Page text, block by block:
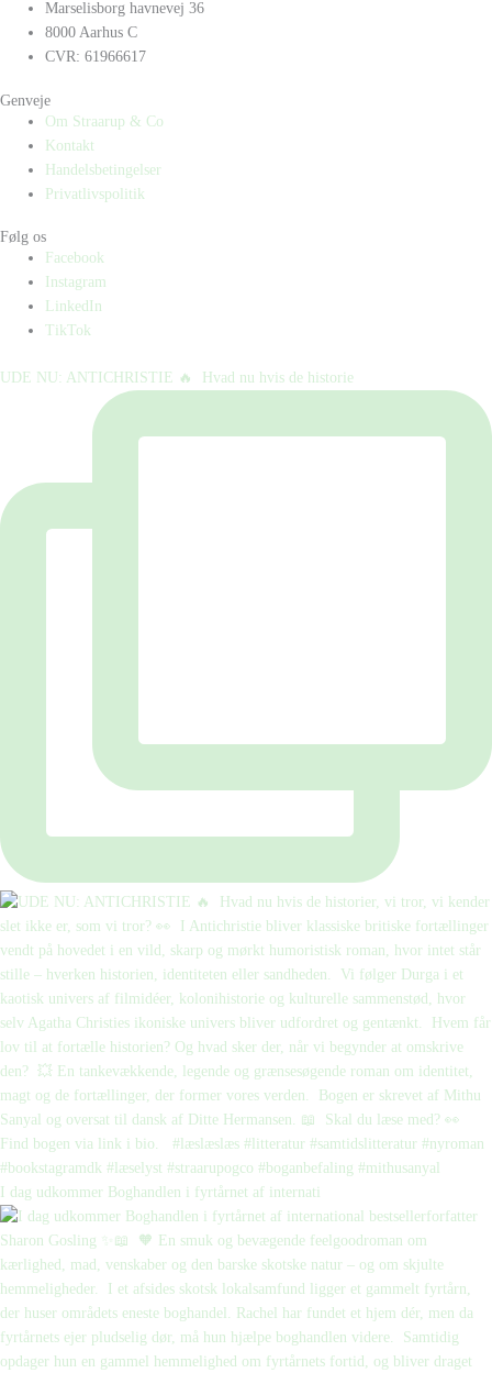
Marselisborg havnevej 36
8000 Aarhus C
CVR: 61966617
Genveje
Om Straarup & Co
Kontakt
Handelsbetingelser
Privatlivspolitik
Følg os
Facebook
Instagram
LinkedIn
TikTok
UDE NU: ANTICHRISTIE 🔥⁠ ⁠ Hvad nu hvis de historie
I dag udkommer Boghandlen i fyrtårnet af internati